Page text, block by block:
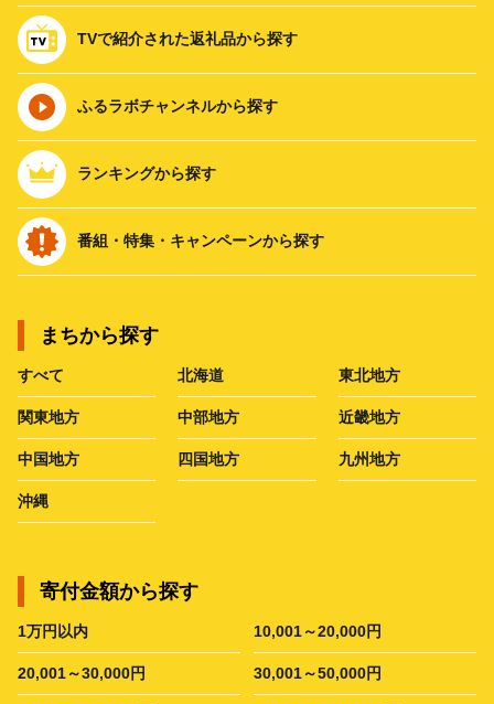
TVで紹介された返礼品から探す
ふるラボチャンネルから探す
ランキングから探す
番組・特集・キャンペーンから探す
まちから探す
すべて 北海道 東北地方
関東地方 中部地方 近畿地方
中国地方 四国地方 九州地方
沖縄
寄付金額から探す
1万円以内 10,001～20,000円
20,001～30,000円 30,001～50,000円